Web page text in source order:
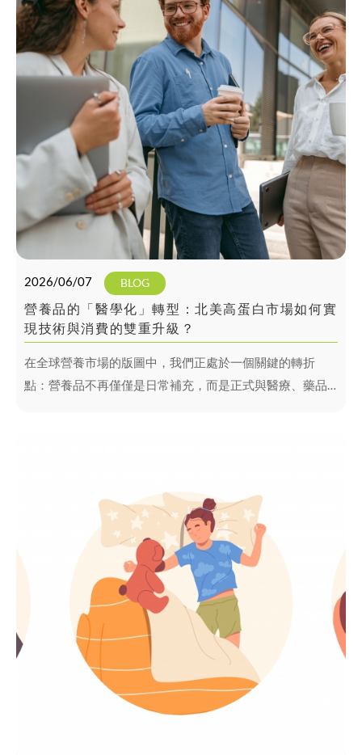
菌複方
🔹 趨勢題材｜GLP-1後營養策略、專注力支持、減壓舒眠
等應用素材
2026/06/07 BLOG
營養品的「醫學化」轉型：北美高蛋白市場如何實
現技術與消費的雙重升級？
在全球營養市場的版圖中，我們正處於一個關鍵的轉折
點：營養品不再僅僅是日常補充，而是正式與醫療、藥品
術與行銷邏輯的雙重突破。